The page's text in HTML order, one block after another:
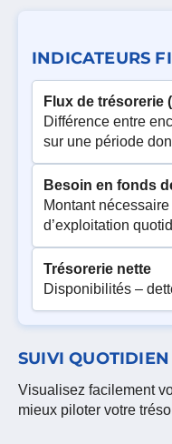
INDICATEURS
Flux de trésorerie
Différence entre
sur une période
Besoin en fonds
Montant
d’exploitation
Trésorerie nette
Disponibilités –
SUIVI
Visualisez facilement
mieux piloter votre